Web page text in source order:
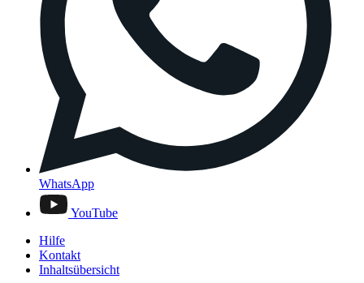
WhatsApp
YouTube
Hilfe
Kontakt
Inhaltsübersicht